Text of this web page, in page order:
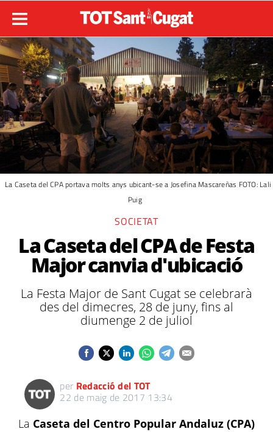
La Caseta del CPA portava molts anys ubicant-se a Josefina Mascareñas FOTO: Lali
Puig
SOCIETAT
La Caseta del CPA de Festa
Major canvia d'ubicació
La Festa Major de Sant Cugat se celebrarà
des del dimecres, 28 de juny, fins al
diumenge 2 de juliol
per Redacció del TOT
22 de maig de 2017 13:34
La Caseta del Centro Popular Andaluz (CPA)